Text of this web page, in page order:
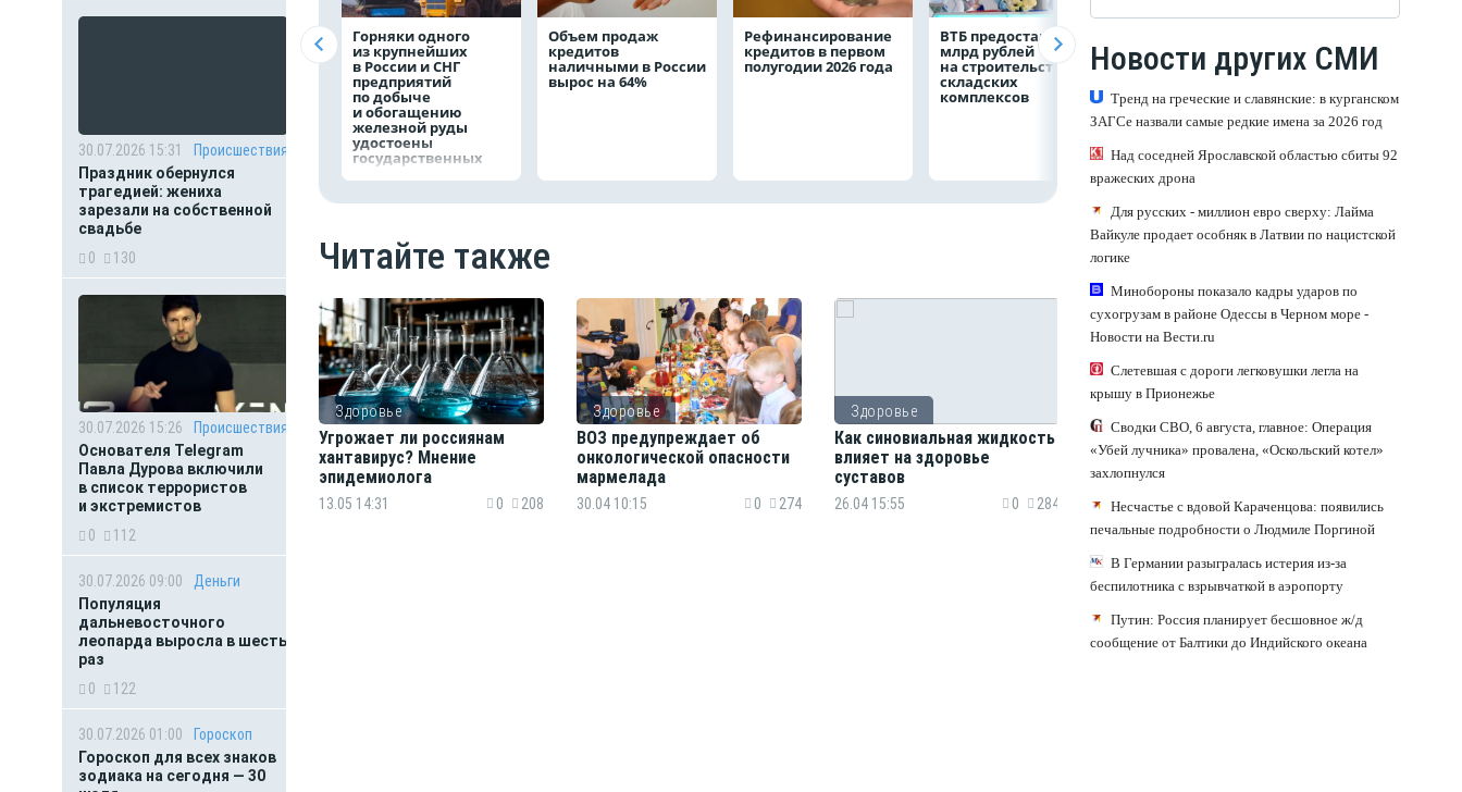
30.07.2026 15:31
Происшествия
Праздник обернулся
трагедией: жениха
зарезали на собственной
свадьбе
0
130
30.07.2026 15:26
Происшествия
Основателя Telegram
Павла Дурова включили
в список террористов
и экстремистов
0
112
30.07.2026 09:00
Деньги
Популяция
дальневосточного
леопарда выросла в шесть
раз
0
122
30.07.2026 01:00
Гороскоп
Гороскоп для всех знаков
зодиака на сегодня — 30
Горняки одного
из крупнейших
в России и СНГ
предприятий
по добыче
и обогащению
железной руды
удостоены
государственных
наград
Объем продаж
кредитов
наличными в России
вырос на 64%
Рефинансирование
кредитов в первом
полугодии 2026 года
ВТБ предоставит 4,9
млрд рублей
на строительство
складских
комплексов
дальневосточного
леопарда выросла в й прогноз на 2026
Читайте также
Здоровье
Угрожает ли россиянам
хантавирус? Мнение
эпидемиолога
13.05 14:31 0 208
Здоровье
ВОЗ предупреждает об
онкологической опасности
мармелада
30.04 10:15 0 274
Здоровье
Как синовиальная жидкость
влияет на здоровье
суставов
26.04 15:55 0 284
Новости других СМИ
Тренд на греческие и славянские: в курганском
ЗАГСе назвали самые редкие имена за 2026 год
Над соседней Ярославской областью сбиты 92
вражеских дрона
Для русских - миллион евро сверху: Лайма
Вайкуле продает особняк в Латвии по нацистской
логике
Минобороны показало кадры ударов по
сухогрузам в районе Одессы в Черном море -
Новости на Вести.ru
Слетевшая с дороги легковушки легла на
крышу в Прионежье
Сводки СВО, 6 августа, главное: Операция
«Убей лучника» провалена, «Оскольский котел»
захлопнулся
Несчастье с вдовой Караченцова: появились
печальные подробности о Людмиле Поргиной
В Германии разыгралась истерия из-за
беспилотника с взрывчаткой в аэропорту
Путин: Россия планирует бесшовное ж/д
сообщение от Балтики до Индийского океана